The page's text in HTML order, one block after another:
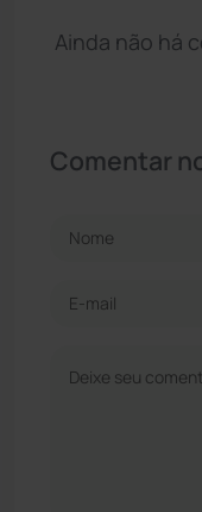
Ainda não há
Comentar